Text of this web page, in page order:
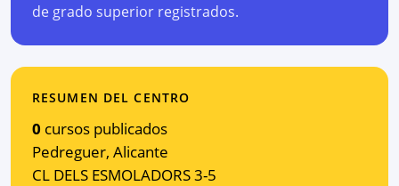
de grado superior registrados.
RESUMEN DEL CENTRO
0 cursos publicados
Pedreguer, Alicante
CL DELS ESMOLADORS 3-5